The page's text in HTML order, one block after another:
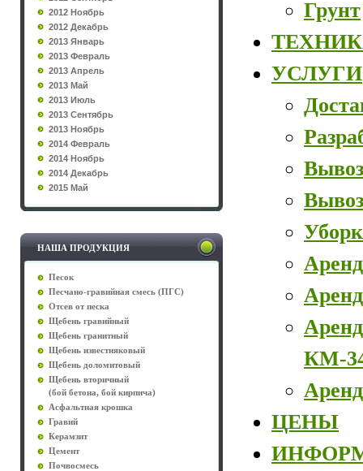
2012 Ноябрь
2012 Декабрь
2013 Январь
2013 Февраль
2013 Апрель
2013 Май
2013 Июль
2013 Сентябрь
2013 Ноябрь
2014 Февраль
2014 Ноябрь
2014 Декабрь
2015 Май
НАША ПРОДУКЦИЯ
Песок
Песчано-гравийная смесь (ПГС)
Отсев от песка
Щебень гравийный
Щебень гранитный
Щебень известняковый
Щебень доломитовый
Щебень вторичный
(бой бетона, бой кирпича)
Асфальтная крошка
Гравий
Керамзит
Цемент
Почвосмесь
Грунт
УСЛУГИ
КМ-
ЦЕНЫ